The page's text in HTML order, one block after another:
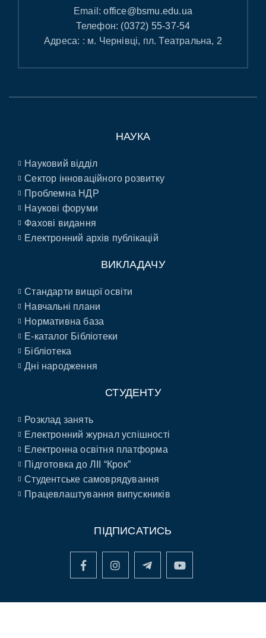
Email:office@bsmu.edu.ua
Телефон: (0372) 55-37-54
Адреса: : м. Чернівці, пл. Театральна, 2
НАУКА
Науковий відділ
Сектор інноваційного розвитку
Проблемна НДР
Наукові форуми
Фахові видання
Електронний архів публікацій
ВИКЛАДАЧУ
Стандарти вищої освіти
Навчальні плани
Нормативна база
E-каталог Бібліотеки
Бібліотека
Дні народження
СТУДЕНТУ
Розклад занять
Електронний журнал успішності
Електронна освітня платформа
Підготовка до ЛІІ “Крок”
Студентське самоврядування
Працевлаштування випускників
ПІДПИСАТИСЬ